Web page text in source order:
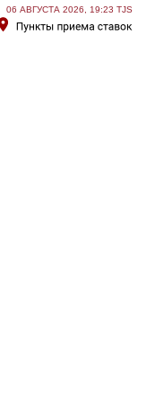
06 АВГУСТА 2026, 19:23 TJS